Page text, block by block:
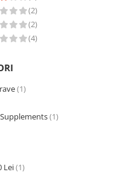
(2)
(2)
(4)
(1)
(1)
Lei(1)